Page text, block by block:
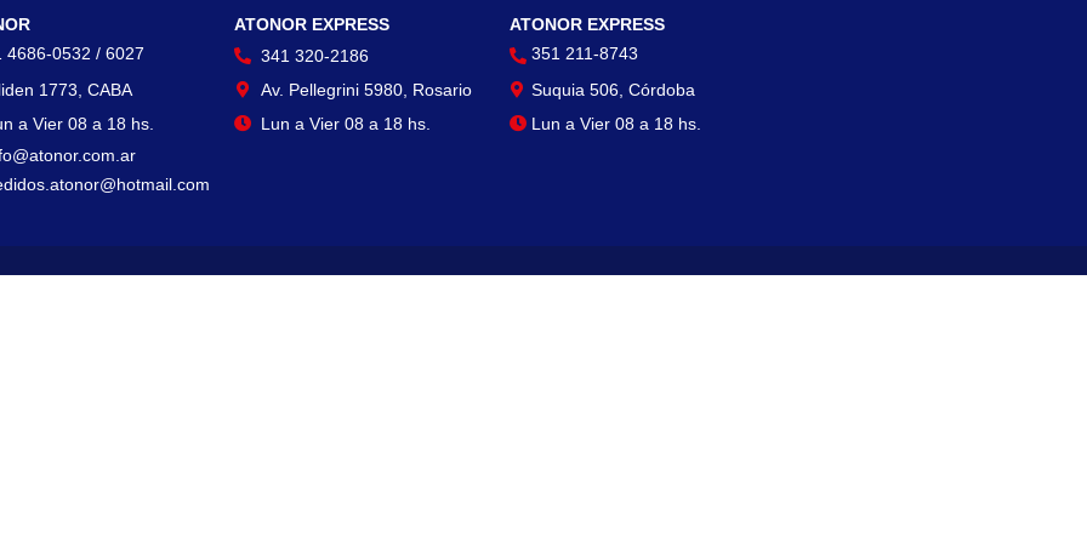
4686-0532 / 6027
1773, CABA
a Vier 08 a 18 hs.
ATONOR EXPRESS
341 320-2186
Av. Pellegrini 5980, Rosario
Lun a Vier 08 a 18 hs.
ATONOR EXPRESS
351 211-8743
Suquia 506, Córdoba
Lun a Vier 08 a 18 hs.